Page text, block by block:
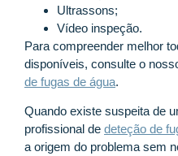
Ultrassons;
Vídeo inspeção.
Para compreender melhor
disponíveis, consulte o
de fugas de água.
Quando existe suspeita de
profissional de deteção de
a origem do problema sem